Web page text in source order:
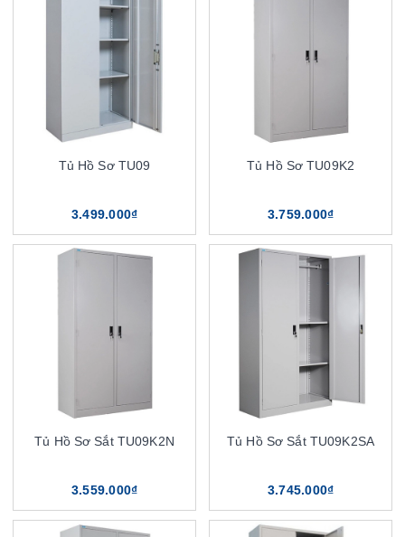
Tủ Hồ Sơ TU09
3.499.000₫
Tủ Hồ Sơ TU09K2
3.759.000₫
Tủ Hồ Sơ Sắt TU09K2N
3.559.000₫
Tủ Hồ Sơ Sắt TU09K2SA
3.745.000₫